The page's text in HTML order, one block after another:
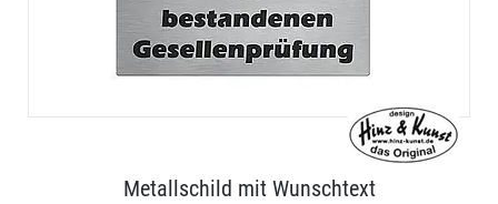
Metallschild mit Wunschtext